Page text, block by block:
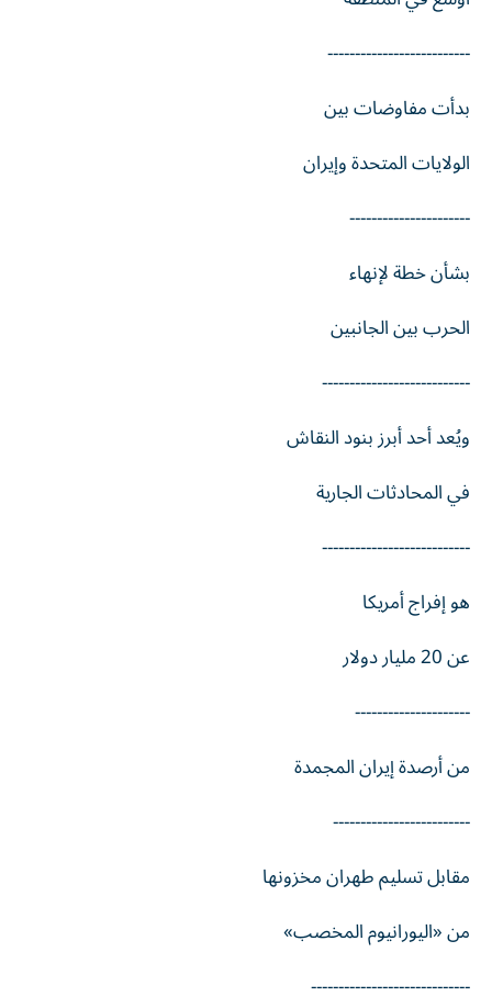
--------------------------
بدأت مفاوضات بين
الولايات المتحدة وإيران
----------------------
بشأن خطة لإنهاء
الحرب بين الجانبين
---------------------------
ويُعد أحد أبرز بنود النقاش
في المحادثات الجارية
---------------------------
هو إفراج أمريكا
عن 20 مليار دولار
---------------------
من أرصدة إيران المجمدة
-------------------------
مقابل تسليم طهران مخزونها
من «اليورانيوم المخصب»
-----------------------------